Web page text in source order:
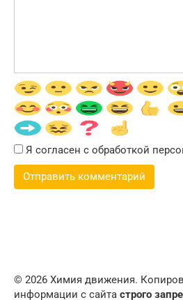
Я согласен с обработкой
© 2026 Химия движения.
информации с сайта строго